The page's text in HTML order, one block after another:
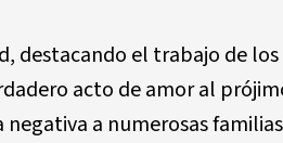
destacando el trabajo de los
acto de amor al
a numerosas